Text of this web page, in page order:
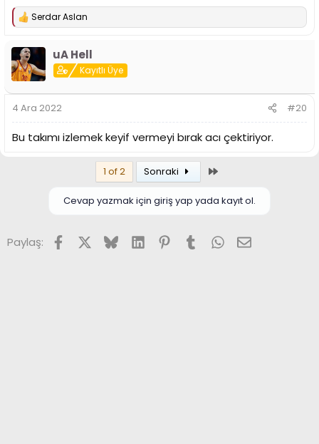
T
k
i
l
:
Serdar Aslan
uA Hell
Kayıtlı Üye
4 Ara 2022 #20
Bu takımı izlemek keyif vermeyi bırak acı çektiriyor.
1 of 2 Sonraki
Cevap yazmak için giriş yap yada kayıt ol.
Paylaş: FacebookX (Twitter)
BlueskyLinkedInPinterest
TumblrWhatsApp
E-posta